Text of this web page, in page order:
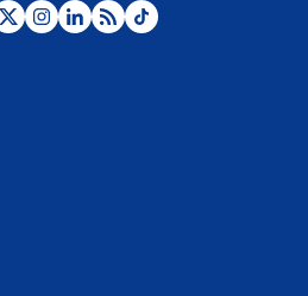
Posesión de Abelardo De La Espriella